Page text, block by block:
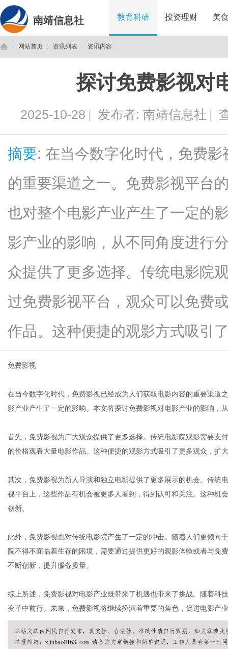
南靖信息社 教育科研 投资理财 美
网站首页 资讯列表
›
资讯内容
探讨免费影视对
2025-10-28 | 发布者: 南靖信息社 |
摘要: 在当今数字化时代，免费
的重要渠道之一。免费影视平台
也对整个电影产业产生了一定的
影产业的影响，从不同角度进行
众提供了更多选择。传统电影院
过免费影视平台，观众可以免费
作品。这种便捷的观影方式吸引
免费影视
在当今数字化时代，免费影视已经成为人们获取电影内容的重要渠道
影产业产生了一定的影响。本文将探讨免费影视对电影产业的影响，
首先，免费影视为广大观众提供了更多选择。传统电影院观影需要支
的价格观看大量电影作品。这种便捷的观影方式吸引了更多观众，扩
其次，免费影视为新人导演和独立电影提供了更多展示的机会。传统
视平台上，这些作品有机会被更多人看到，得到认可和关注。这种机
创新。
此外，免费影视也对传统电影院产生了一定的冲击。随着人们更倾向
院不得不面临着生存的困境，需要通过提供更好的观影体验或者与免
不断创新，提升服务质量。
综上所述，免费影视对电影产业既带来了机遇也带来了挑战。随着科
变革中前行。未来，免费影视将继续扮演着重要的角色，促进电影产